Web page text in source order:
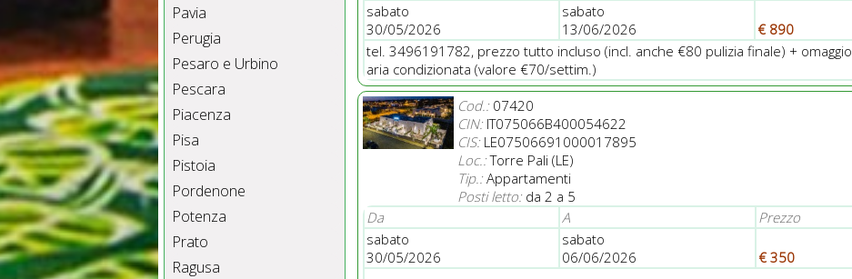
Pavia
Perugia
Pesaro e Urbino
Pescara
Piacenza
Pisa
Pistoia
Pordenone
Potenza
Prato
Ragusa
sabato
30/05/2026
sabato
13/06/2026
€ 890
tel. 3496191782, prezzo tutto incluso (incl. anche €80 pulizia finale) + omaggio
aria condizionata (valore €70/settim.)
Cod.:07420
CIN:IT075066B400054622
CIS:LE07506691000017895
Loc.:Torre Pali (LE)
Tip.:Appartamenti
Posti letto:da 2 a 5
Da
A
Prezzo
sabato
30/05/2026
sabato
06/06/2026
€ 350